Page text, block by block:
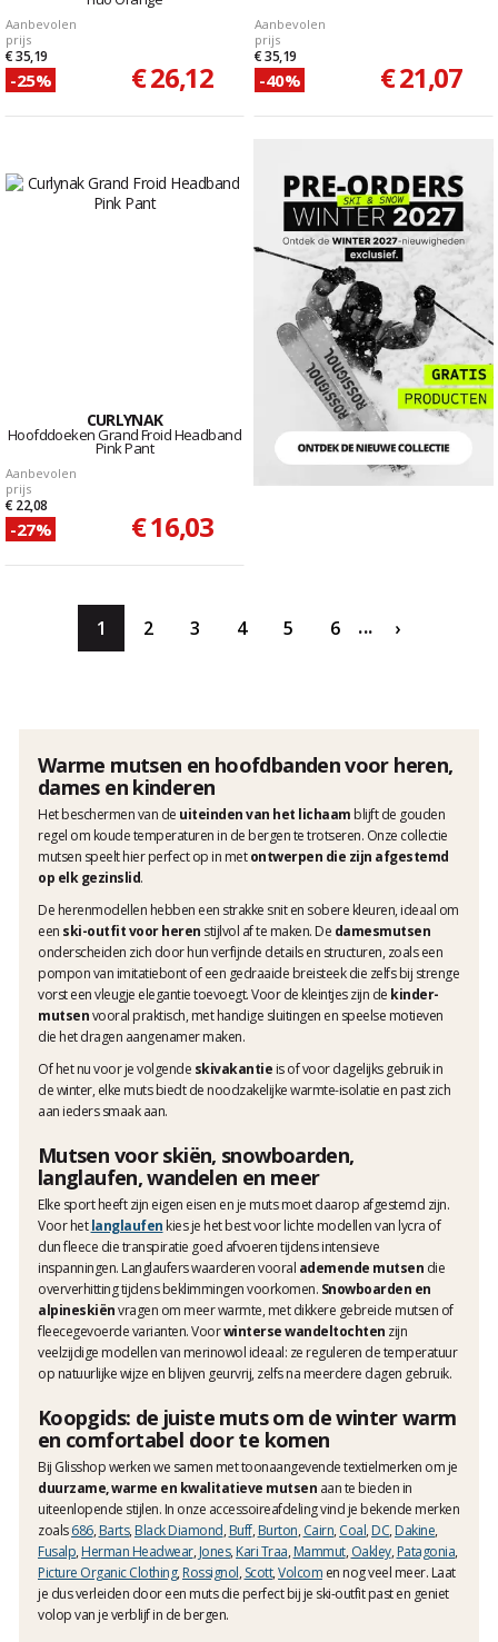
Aanbevolen
prijs
€ 35,19
-25% € 26,12
Aanbevolen
prijs
€ 35,19
-40% € 21,07
CURLYNAK
Hoofddoeken Grand Froid Headband
Pink Pant
Aanbevolen
prijs
€ 22,08
-27% € 16,03
1 2 3 4 5 6 ... ›
Warme mutsen en hoofdbanden voor heren,
dames en kinderen
Het beschermen van de uiteinden van het lichaam blijft de gouden
regel om koude temperaturen in de bergen te trotseren. Onze collectie
mutsen speelt hier perfect op in metontwerpen die zijn afgestemd
op elk gezinslid.
De herenmodellen hebben een strakke snit en sobere kleuren, ideaal om
een ski-outfit voor heren stijlvol af te maken. De damesmutsen
onderscheiden zich door hun verfijnde details en structuren, zoals een
pompon van imitatiebont of een gedraaide breisteek die zelfs bij strenge
vorst een vleugje elegantie toevoegt. Voor de kleintjes zijn de kinder­
mutsenvooral praktisch, met handige sluitingen en speelse motieven
die het dragen aangenamer maken.
Of het nu voor je volgende skivakantie is of voor dagelijks gebruik in
de winter, elke muts biedt de noodzakelijke warmte-isolatie en past zich
aan ieders smaak aan.
Mutsen voor skiën, snowboarden,
langlaufen, wandelen en meer
Elke sport heeft zijn eigen eisen en je muts moet daarop afgestemd zijn.
Voor hetlanglaufen kies je het best voor lichte modellen van lycra of
dun fleece die transpiratie goed afvoeren tijdens intensieve
inspanningen. Langlaufers waarderen vooral ademende mutsen die
oververhitting tijdens beklimmingen voorkomen. Snowboarden en
alpineskiënvragen om meer warmte, met dikkere gebreide mutsen of
fleecegevoerde varianten. Voorwinterse wandeltochten zijn
veelzijdige modellen van merinowol ideaal: ze reguleren de temperatuur
op natuurlijke wijze en blijven geurvrij, zelfs na meerdere dagen gebruik.
Koopgids: de juiste muts om de winter warm
en comfortabel door te komen
Bij Glisshop werken we samen met toonaangevende textielmerken om je
duurzame, warme en kwalitatieve mutsen aan te bieden in
uiteenlopende stijlen. In onze accessoireafdeling vind je bekende merken
zoals686, Barts, Black Diamond, Buff, Burton, Cairn, Coal, DC, Dakine,
Fusalp, Herman Headwear, Jones, Kari Traa, Mammut, Oakley, Patagonia,
Picture Organic Clothing, Rossignol, Scott,Volcom en nog veel meer. Laat
je dus verleiden door een muts die perfect bij je ski-outfit past en geniet
volop van je verblijf in de bergen.